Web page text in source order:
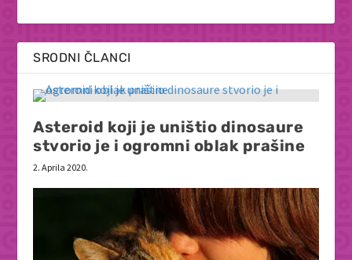
SRODNI ČLANCI
Asteroid koji je uništio dinosaure
stvorio je i ogromni oblak prašine
2. Aprila 2020.